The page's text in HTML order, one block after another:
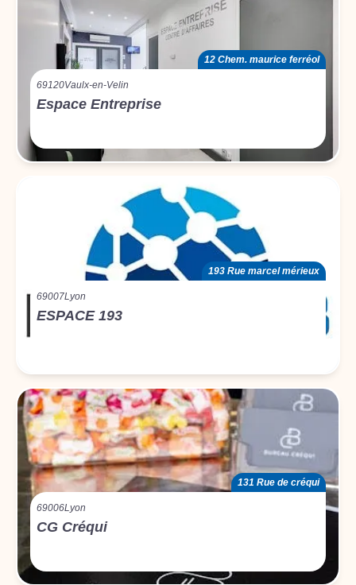
12 Chem. maurice ferréol
69120Vaulx-en-Velin
Espace Entreprise
193 Rue marcel mérieux
69007Lyon
ESPACE 193
131 Rue de créqui
69006Lyon
CG Créqui